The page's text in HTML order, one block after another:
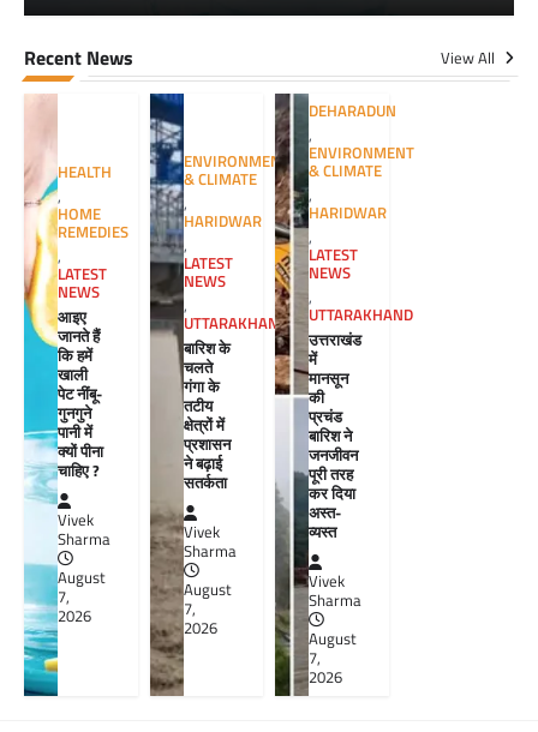
Recent News View All
HEALTH
,
HOME
REMEDIES
,
LATEST
NEWS
आइए
जानते हैं
कि हमें
खाली
पेट नींबू-
गुनगुने
पानी में
क्यों पीना
चाहिए ?
Vivek
Sharma
August
7,
2026
ENVIRONMENT
& CLIMATE
,
HARIDWAR
,
LATEST
NEWS
,
UTTARAKHAND
बारिश के
चलते
गंगा के
तटीय
क्षेत्रों में
प्रशासन
ने बढ़ाई
सतर्कता
Vivek
Sharma
August
7,
2026
DEHARADUN
,
ENVIRONMENT
& CLIMATE
,
HARIDWAR
,
LATEST
NEWS
,
UTTARAKHAND
उत्तराखंड
में
मानसून
की
प्रचंड
बारिश ने
जनजीवन
पूरी तरह
कर दिया
अस्त-
व्यस्त
Vivek
Sharma
August
7,
2026